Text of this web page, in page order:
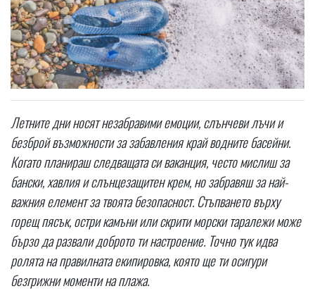
Летните дни носят незабравими емоции, слънчеви лъчи и
безброй възможности за забавления край водните басейни.
Когато планираш следващата си ваканция, често мислиш за
бански, хавлия и слънцезащитен крем, но забравяш за най-
важния елемент за твоята безопасност. Стъпването върху
горещ пясък, остри камъни или скрити морски таралежи може
бързо да развали доброто ти настроение. Точно тук идва
ролята на правилната екипировка, която ще ти осигури
безгрижни моменти на плажа.